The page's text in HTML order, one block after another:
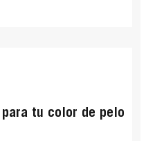
tu color de pelo